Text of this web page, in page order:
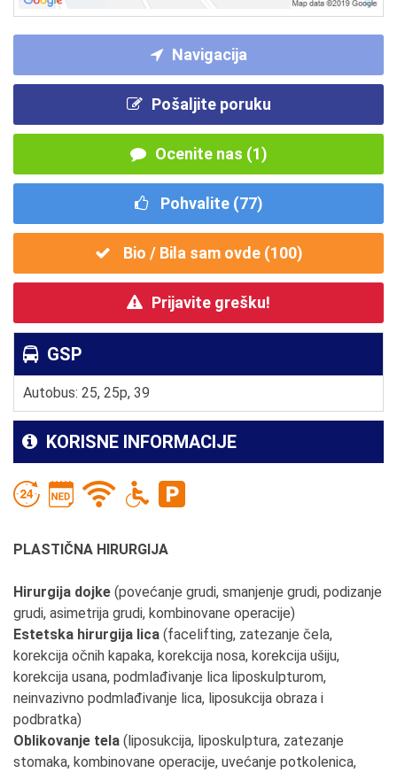
Navigacija
Pošaljite poruku
Ocenite nas (1)
Pohvalite (77)
Bio / Bila sam ovde (100)
Prijavite grešku!
GSP
Autobus: 25, 25p, 39
KORISNE INFORMACIJE
PLASTIČNA HIRURGIJA
Hirurgija dojke (povećanje grudi, smanjenje grudi, podizanje
grudi, asimetrija grudi, kombinovane operacije)
Estetska hirurgija lica (facelifting, zatezanje čela,
korekcija očnih kapaka, korekcija nosa, korekcija ušiju,
korekcija usana, podmlađivanje lica liposkulpturom,
neinvazivno podmlađivanje lica, liposukcija obraza i
podbratka)
Oblikovanje tela (liposukcija, liposkulptura, zatezanje
stomaka, kombinovane operacije, uvećanje potkolenica,